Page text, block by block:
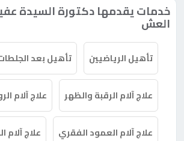
خدمات يقدمها دكتورة السيدة
العش
تأهيل الرياضيين تأهيل بعد
علاج آلام الرقبة والظهر علاج آلام
علاج آلام العمود الفقري علاج آلام